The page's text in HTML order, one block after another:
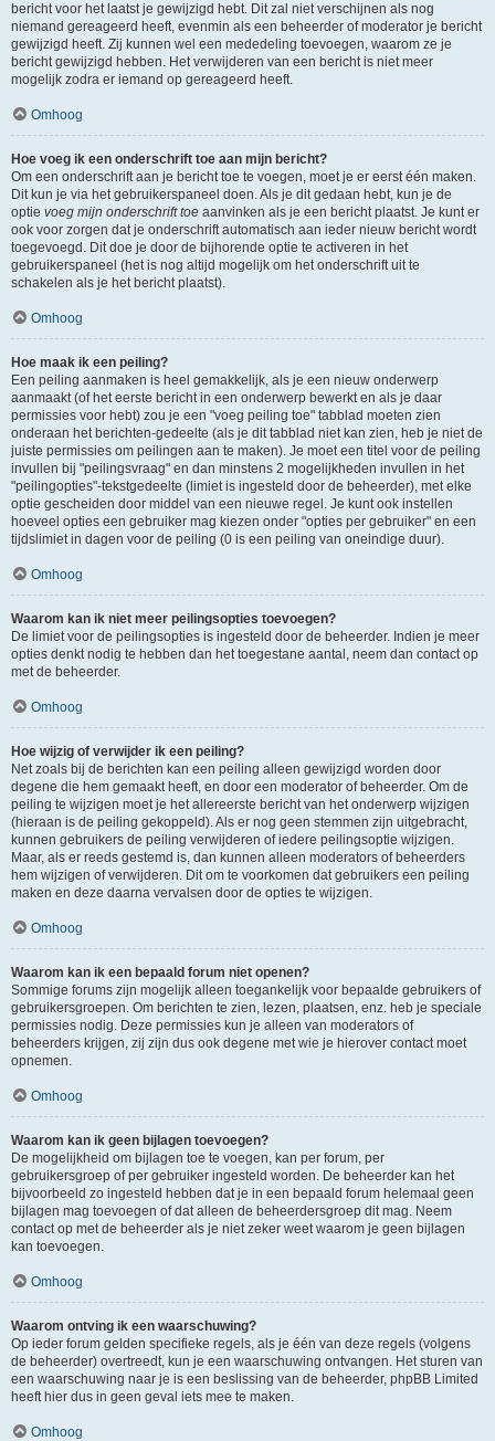
bericht voor het laatst je gewijzigd hebt. Dit zal niet verschijnen als nog
niemand gereageerd heeft, evenmin als een beheerder of moderator je bericht
gewijzigd heeft. Zij kunnen wel een mededeling toevoegen, waarom ze je
bericht gewijzigd hebben. Het verwijderen van een bericht is niet meer
mogelijk zodra er iemand op gereageerd heeft.
Omhoog
Hoe voeg ik een onderschrift toe aan mijn bericht?
Om een onderschrift aan je bericht toe te voegen, moet je er eerst één maken.
Dit kun je via het gebruikerspaneel doen. Als je dit gedaan hebt, kun je de
optie voeg mijn onderschrift toe aanvinken als je een bericht plaatst. Je kunt er
ook voor zorgen dat je onderschrift automatisch aan ieder nieuw bericht wordt
toegevoegd. Dit doe je door de bijhorende optie te activeren in het
gebruikerspaneel (het is nog altijd mogelijk om het onderschrift uit te
schakelen als je het bericht plaatst).
Omhoog
Hoe maak ik een peiling?
Een peiling aanmaken is heel gemakkelijk, als je een nieuw onderwerp
aanmaakt (of het eerste bericht in een onderwerp bewerkt en als je daar
permissies voor hebt) zou je een "voeg peiling toe" tabblad moeten zien
onderaan het berichten-gedeelte (als je dit tabblad niet kan zien, heb je niet de
juiste permissies om peilingen aan te maken). Je moet een titel voor de peiling
invullen bij "peilingsvraag" en dan minstens 2 mogelijkheden invullen in het
"peilingopties"-tekstgedeelte (limiet is ingesteld door de beheerder), met elke
optie gescheiden door middel van een nieuwe regel. Je kunt ook instellen
hoeveel opties een gebruiker mag kiezen onder "opties per gebruiker" en een
tijdslimiet in dagen voor de peiling (0 is een peiling van oneindige duur).
Omhoog
Waarom kan ik niet meer peilingsopties toevoegen?
De limiet voor de peilingsopties is ingesteld door de beheerder. Indien je meer
opties denkt nodig te hebben dan het toegestane aantal, neem dan contact op
met de beheerder.
Omhoog
Hoe wijzig of verwijder ik een peiling?
Net zoals bij de berichten kan een peiling alleen gewijzigd worden door
degene die hem gemaakt heeft, en door een moderator of beheerder. Om de
peiling te wijzigen moet je het allereerste bericht van het onderwerp wijzigen
(hieraan is de peiling gekoppeld). Als er nog geen stemmen zijn uitgebracht,
kunnen gebruikers de peiling verwijderen of iedere peilingsoptie wijzigen.
Maar, als er reeds gestemd is, dan kunnen alleen moderators of beheerders
hem wijzigen of verwijderen. Dit om te voorkomen dat gebruikers een peiling
maken en deze daarna vervalsen door de opties te wijzigen.
Omhoog
Waarom kan ik een bepaald forum niet openen?
Sommige forums zijn mogelijk alleen toegankelijk voor bepaalde gebruikers of
gebruikersgroepen. Om berichten te zien, lezen, plaatsen, enz. heb je speciale
permissies nodig. Deze permissies kun je alleen van moderators of
beheerders krijgen, zij zijn dus ook degene met wie je hierover contact moet
opnemen.
Omhoog
Waarom kan ik geen bijlagen toevoegen?
De mogelijkheid om bijlagen toe te voegen, kan per forum, per
gebruikersgroep of per gebruiker ingesteld worden. De beheerder kan het
bijvoorbeeld zo ingesteld hebben dat je in een bepaald forum helemaal geen
bijlagen mag toevoegen of dat alleen de beheerdersgroep dit mag. Neem
contact op met de beheerder als je niet zeker weet waarom je geen bijlagen
kan toevoegen.
Omhoog
Waarom ontving ik een waarschuwing?
Op ieder forum gelden specifieke regels, als je één van deze regels (volgens
de beheerder) overtreedt, kun je een waarschuwing ontvangen. Het sturen van
een waarschuwing naar je is een beslissing van de beheerder, phpBB Limited
heeft hier dus in geen geval iets mee te maken.
Omhoog